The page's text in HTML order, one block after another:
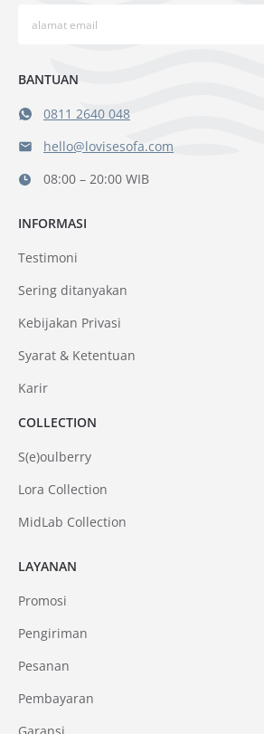
BANTUAN
0811 2640 048
hello@lovisesofa.com
08:00 – 20:00 WIB
LAYANAN
Promosi
Pengiriman
Pesanan
Pembayaran
INFORMASI
Testimoni
Sering ditanyakan
Kebijakan Privasi
Syarat & Ketentuan
Karir
COLLECTION
S(e)oulberry
Lora Collection
MidLab Collection